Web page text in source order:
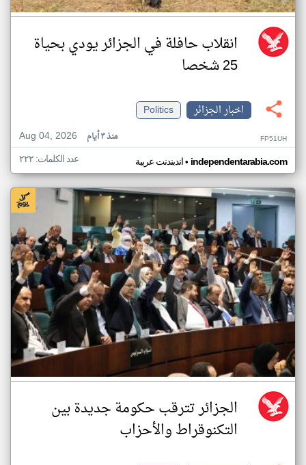
انقلاب حافلة في الجزائر يودي بحياة
25 شخصا
اخبار الجزائر
Politics
Aug 04, 2026
منذ ٣ أيام FP51UH
اندبندنت عربية• independentarabia.com عدد الكلمات: ٢٢٢
الجزائر تترقب حكومة جديدة بين
التكنوقراط والأحزاب